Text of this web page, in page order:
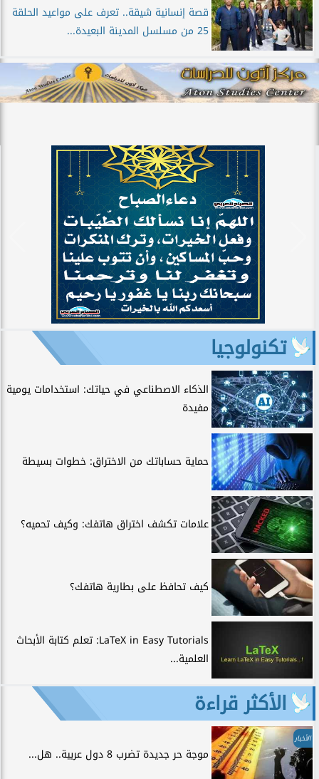
قصة إنسانية شيقة.. تعرف على مواعيد الحلقة
25 من مسلسل المدينة البعيدة...
تكنولوجيا
الذكاء الاصطناعي في حياتك: استخدامات يومية
مفيدة
حماية حساباتك من الاختراق: خطوات بسيطة
علامات تكشف اختراق هاتفك: وكيف تحميه؟
كيف تحافظ على بطارية هاتفك؟
LaTeX in Easy Tutorials: تعلم كتابة الأبحاث
العلمية...
الأكثر قراءة
الأخبار
موجة حر جديدة تضرب 8 دول عربية.. هل...